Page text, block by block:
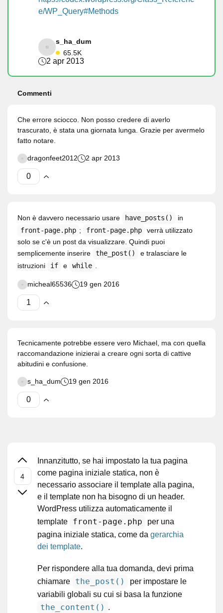
e/WP_Query#Methods
s_ha_dum
65.5K
2 apr 2013
Commenti
Che errore sciocco. Non posso credere di averlo
trascurato, è stata una giornata lunga. Grazie per avermelo
fatto notare.
dragonfeet2012 2 apr 2013
Non è davvero necessario usare have_posts()
in
front-page.php ; front-page.php
verrà utilizzato
solo se c'è un post da visualizzare. Quindi puoi
semplicemente inserire
the_post()
e tralasciare le
istruzioni
if e while
micheal65536 19 gen 2016
Tecnicamente potrebbe essere vero Michael, ma con quella
raccomandazione inizierai a creare ogni sorta di cattive
abitudini e confusione.
s_ha_dum 19 gen 2016
Innanzitutto, se hai impostato la tua pagina
come pagina iniziale statica, non è
necessario associare il template alla pagina,
e il template non ha bisogno di un header.
WordPress utilizza automaticamente il
template
front-page.php
per una
pagina iniziale statica, come da gerarchia
dei template.
Per rispondere alla tua domanda, devi prima
chiamare
the_post()
per impostare le
variabili globali su cui si basa la funzione
the_content() .